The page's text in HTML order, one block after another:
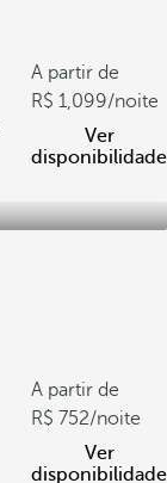
A partir de
1,099/noite
Ver
disponibilidade
A partir de
752/noite
Ver
disponibilidade